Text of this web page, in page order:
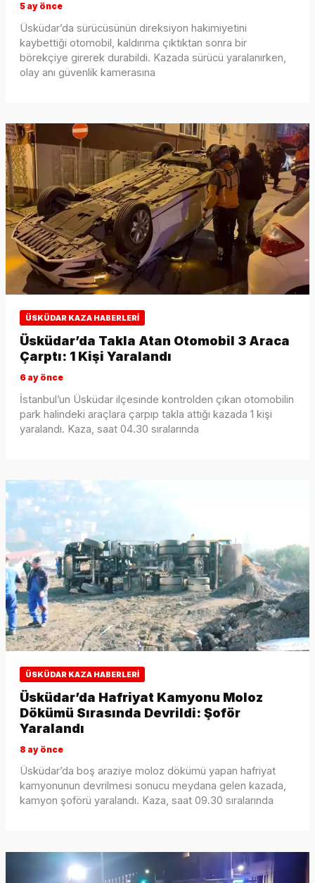
5 ay önce
Üsküdar’da sürücüsünün direksiyon hakimiyetini
kaybettiği otomobil, kaldırıma çıktıktan sonra bir
börekçiye girerek durabildi. Kazada sürücü yaralanırken,
olay anı güvenlik kamerasına
ÜSKÜDAR KAZA HABERLERI
Üsküdar’da Takla Atan Otomobil 3 Araca
Çarptı: 1 Kişi Yaralandı
6 ay önce
İstanbul’un Üsküdar ilçesinde kontrolden çıkan otomobilin
park halindeki araçlara çarpıp takla attığı kazada 1 kişi
yaralandı. Kaza, saat 04.30 sıralarında
ÜSKÜDAR KAZA HABERLERI
Üsküdar’da Hafriyat Kamyonu Moloz
Dökümü Sırasında Devrildi: Şoför
Yaralandı
8 ay önce
Üsküdar’da boş araziye moloz dökümü yapan hafriyat
kamyonunun devrilmesi sonucu meydana gelen kazada,
kamyon şoförü yaralandı. Kaza, saat 09.30 sıralarında